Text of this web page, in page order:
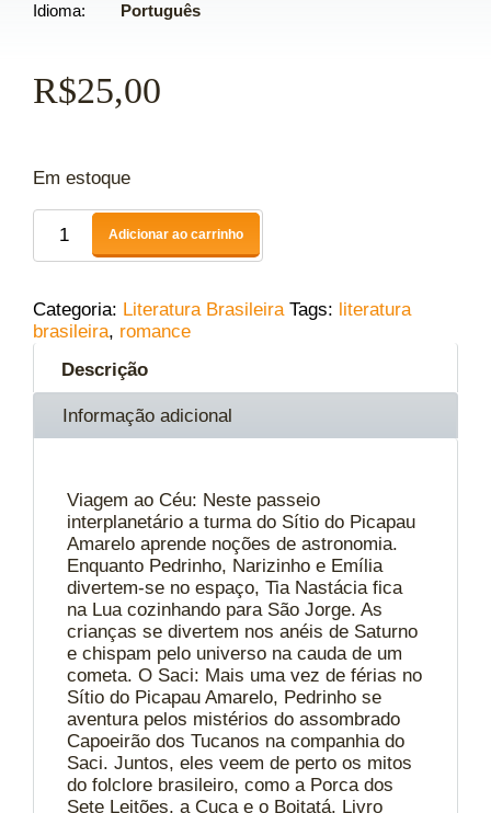
Idioma
Português
R$25,00
Em estoque
Adicionar ao carrinho
Categoria: Literatura Brasileira Tags: literatura
brasileira, romance
Descrição
Informação adicional
Viagem ao Céu: Neste passeio
interplanetário a turma do Sítio do Picapau
Amarelo aprende noções de astronomia.
Enquanto Pedrinho, Narizinho e Emília
divertem-se no espaço, Tia Nastácia fica
na Lua cozinhando para São Jorge. As
crianças se divertem nos anéis de Saturno
e chispam pelo universo na cauda de um
cometa. O Saci: Mais uma vez de férias no
Sítio do Picapau Amarelo, Pedrinho se
aventura pelos mistérios do assombrado
Capoeirão dos Tucanos na companhia do
Saci. Juntos, eles veem de perto os mitos
do folclore brasileiro, como a Porca dos
Sete Leitões, a Cuca e o Boitatá. Livro